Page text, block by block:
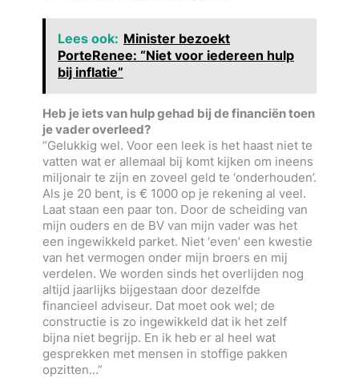
Lees ook: Minister bezoekt
PorteRenee: “Niet voor iedereen hulp
bij inflatie”
Heb je iets van hulp gehad bij de financiën toen
je vader overleed?
“Gelukkig wel. Voor een leek is het haast niet te
vatten wat er allemaal bij komt kijken om ineens
miljonair te zijn en zoveel geld te ‘onderhouden’.
Als je 20 bent, is € 1000 op je rekening al veel.
Laat staan een paar ton. Door de scheiding van
mijn ouders en de BV van mijn vader was het
een ingewikkeld parket. Niet ‘even’ een kwestie
van het vermogen onder mijn broers en mij
verdelen. We worden sinds het overlijden nog
altijd jaarlijks bijgestaan door dezelfde
financieel adviseur. Dat moet ook wel; de
constructie is zo ingewikkeld dat ik het zelf
bijna niet begrijp. En ik heb er al heel wat
gesprekken met mensen in stoffige pakken
opzitten…”